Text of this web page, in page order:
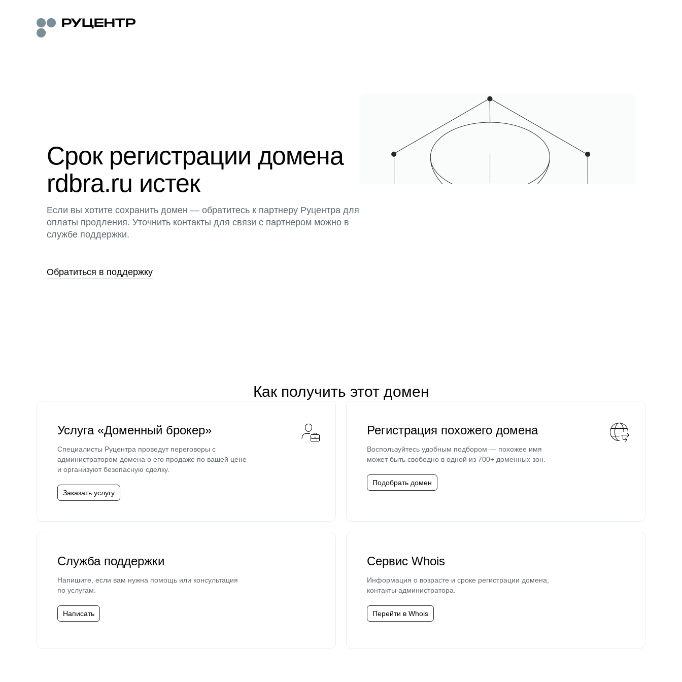
Срок регистрации домена
rdbra.ru истек
Если вы хотите сохранить домен — обратитесь к партнеру Руцентра для
оплаты продления. Уточнить контакты для связи с партнером можно в
службе поддержки.
Обратиться в поддержку
Как получить этот домен
Услуга «Доменный брокер»
Специалисты Руцентра проведут переговоры с
администратором домена о его продаже по вашей цене
и организуют безопасную сделку.
Заказать услугу
Регистрация похожего домена
Воспользуйтесь удобным подбором — похожее имя
может быть свободно в одной из 700+ доменных зон.
Подобрать домен
Служба поддержки
Напишите, если вам нужна помощь или консультация
по услугам.
Написать
Сервис Whois
Информация о возрасте и сроке регистрации домена,
контакты администратора.
Перейти в Whois